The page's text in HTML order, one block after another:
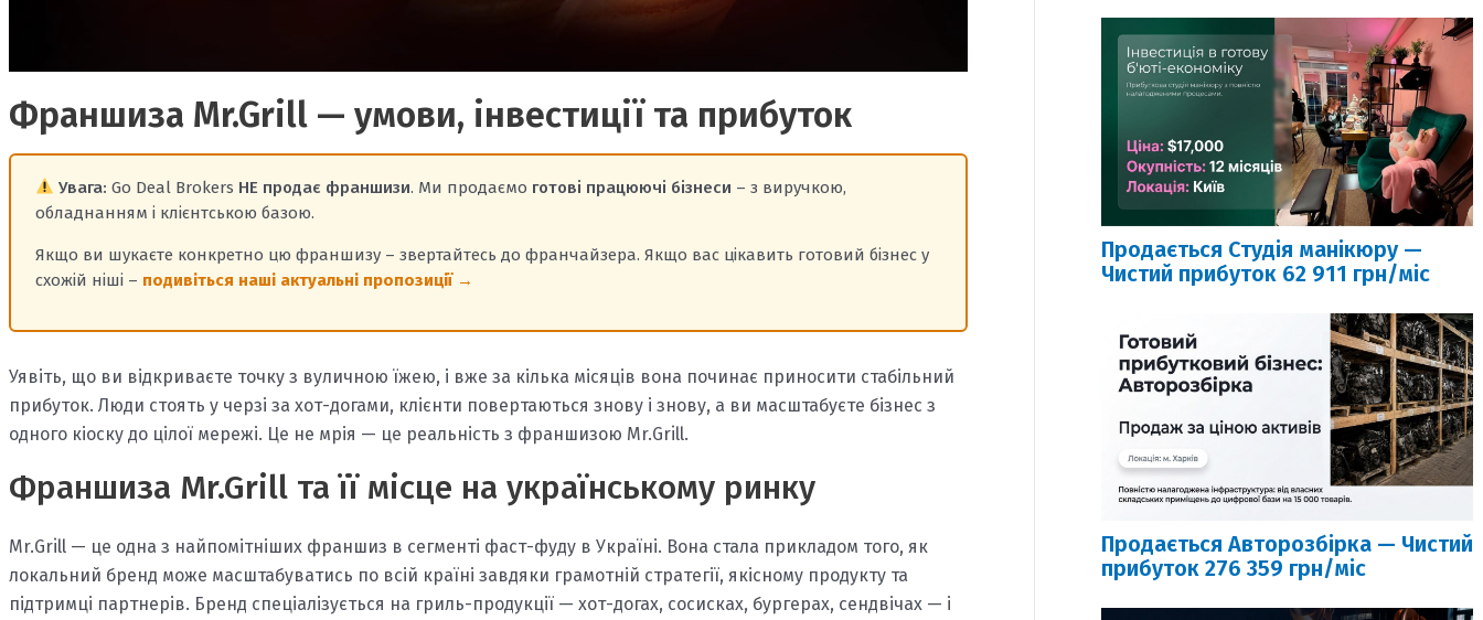
Франшиза Mr.Grill — умови, інвестиції та прибуток
Увага: Go Deal Brokers НЕ продає франшизи. Ми продаємо готові працюючі бізнеси – з виручкою,
обладнанням і клієнтською базою.
Якщо ви шукаєте конкретно цю франшизу – звертайтесь до франчайзера. Якщо вас цікавить готовий бізнес у
схожій ніші – подивіться наші актуальні пропозиції →
Уявіть, що ви відкриваєте точку з вуличною їжею, і вже за кілька місяців вона починає приносити стабільний
прибуток. Люди стоять у черзі за хот-догами, клієнти повертаються знову і знову, а ви масштабуєте бізнес з
одного кіоску до цілої мережі. Це не мрія — це реальність з франшизою Mr.Grill.
Франшиза Mr.Grill та її місце на українському ринку
Mr.Grill — це одна з найпомітніших франшиз в сегменті фаст-фуду в Україні. Вона стала прикладом того, як
локальний бренд може масштабуватись по всій країні завдяки грамотній стратегії, якісному продукту та
підтримці партнерів. Бренд спеціалізується на гриль-продукції — хот-догах, сосисках, бургерах, сендвічах — і
Продається Студія манікюру —
Чистий прибуток 62 911 грн/міс
Продається Авторозбірка — Чистий
прибуток 276 359 грн/міс